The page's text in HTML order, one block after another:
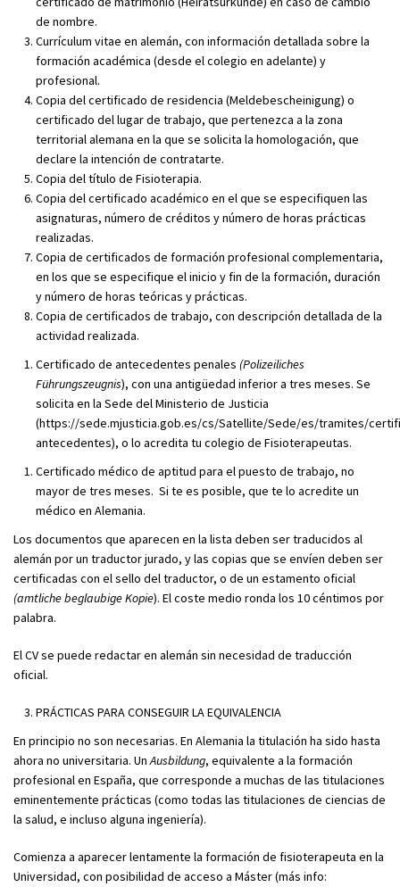
de nombre.
Currículum vitae en alemán, con información detallada sobre la
formación académica (desde el colegio en adelante) y
profesional.
Copia del certificado de residencia (Meldebescheinigung) o
certificado del lugar de trabajo, que pertenezca a la zona
territorial alemana en la que se solicita la homologación, que
declare la intención de contratarte.
Copia del título de Fisioterapia.
Copia del certificado académico en el que se especifiquen las
asignaturas, número de créditos y número de horas prácticas
realizadas.
Copia de certificados de formación profesional complementaria,
en los que se especifique el inicio y fin de la formación, duración
y número de horas teóricas y prácticas.
Copia de certificados de trabajo, con descripción detallada de la
actividad realizada.
Certificado de antecedentes penales (Polizeiliches
Führungszeugnis), con una antigüedad inferior a tres meses. Se
solicita en la Sede del Ministerio de Justicia
(https://sede.mjusticia.gob.es/cs/Satellite/Sede/es/tramites/
antecedentes), o lo acredita tu colegio de Fisioterapeutas.
Certificado médico de aptitud para el puesto de trabajo, no
mayor de tres meses. Si te es posible, que te lo acredite un
médico en Alemania.
Los documentos que aparecen en la lista deben ser traducidos al
alemán por un traductor jurado, y las copias que se envíen deben ser
certificadas con el sello del traductor, o de un estamento oficial
(amtliche beglaubige Kopie). El coste medio ronda los 10 céntimos por
palabra.
El CV se puede redactar en alemán sin necesidad de traducción
oficial.
PRÁCTICAS PARA CONSEGUIR LA EQUIVALENCIA
En principio no son necesarias. En Alemania la titulación ha sido hasta
ahora no universitaria. UnAusbildung, equivalente a la formación
profesional en España, que corresponde a muchas de las titulaciones
eminentemente prácticas (como todas las titulaciones de ciencias de
la salud, e incluso alguna ingeniería).
Comienza a aparecer lentamente la formación de fisioterapeuta en la
Universidad, con posibilidad de acceso a Máster (más info: